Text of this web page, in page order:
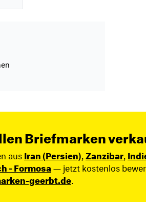
Briefmarken
ausIran (Persien) Zanzibar
- Formosa— jetzt kostenlos
geerbt.de